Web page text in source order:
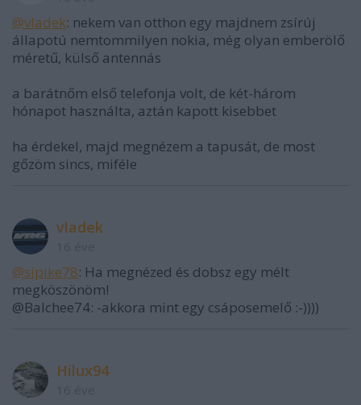
@vladek: nekem van otthon egy majdnem zsírúj
állapotú nemtommilyen nokia, még olyan emberölő
méretű, külső antennás
a barátnőm első telefonja volt, de két-három
hónapot használta, aztán kapott kisebbet
ha érdekel, majd megnézem a tapusát, de most
gőzöm sincs, miféle
vladek
@sipike78: Ha megnézed és dobsz egy mélt
megköszönöm!
@Balchee74: -akkora mint egy csáposemelő :-))))
Hilux94